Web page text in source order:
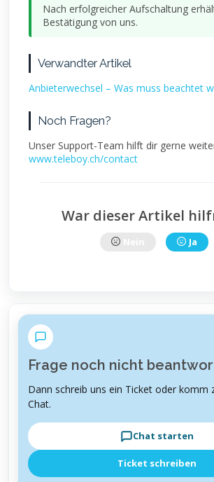
Nach erfolgreicher Aufschaltung
Bestätigung von uns.
Verwandter Artikel
Anbieterwechsel – Was muss beachtet
Noch Fragen?
Unser Support-Team hilft dir gerne
www.teleboy.ch/contact
War dieser Artikel
Ja
Frage noch nicht
Dann schreib uns ein Ticket oder komm
Chat.
Chat starten
Ticket schreiben